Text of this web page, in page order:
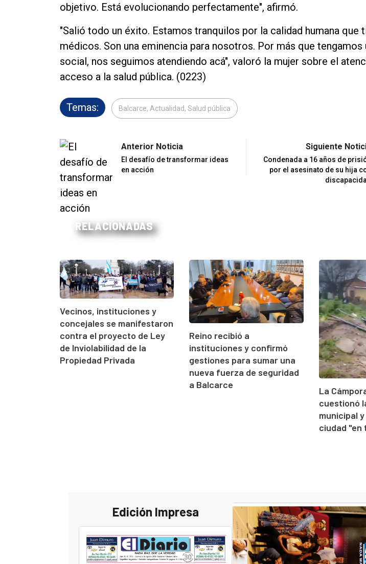
objetivo. Está evolucionando perfectamente", afirmó.
"Salió todo un éxito. Estamos tranquilos por la calidad humana que
médicos. Son una eminencia para nosotros. Por más que tengamos
social, nos seguimos atendiendo acá", valoró la mujer sobre el
acceso a la salud pública. (0223)
Temas: Balcarce, Actualidad, Salud pública
Anterior Noticia
El desafío de transformar ideas
en acción
Siguiente
Condenada a 16 años de
por el asesinato de su hija
RELACIONADAS
Vecinos, instituciones y
concejales se manifestaron
contra el proyecto de Ley
de Inviolabilidad de la
Propiedad Privada
Reino recibió a
instituciones y confirmó
gestiones para sumar una
nueva fuerza de seguridad
a Balcarce
La
cuestionó
municipal
ciudad "en
Edición Impresa